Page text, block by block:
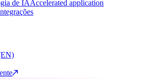
de IAAccelerated application